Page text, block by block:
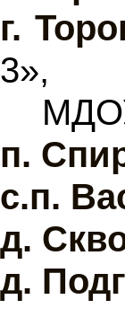
г.
3»,
п.
с.п.
д.
д.